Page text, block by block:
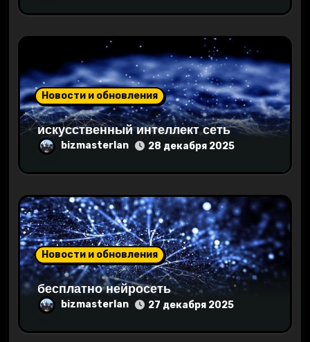
я
м
Новости и обновления
искусственный интеллект сеть
bizmasterlan 28 декабря 2025
Новости и обновления
бесплатно нейросеть
bizmasterlan 27 декабря 2025